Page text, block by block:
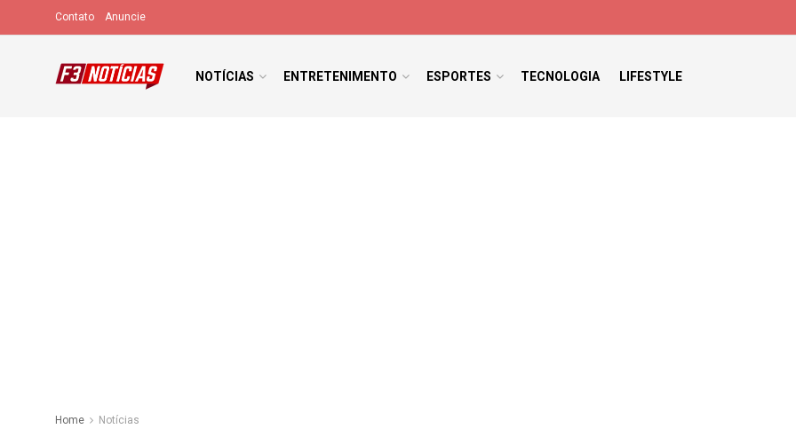
Contato Anuncie
NOTÍCIAS ENTRETENIMENTO ESPORTES TECNOLOGIA LIFESTYLE
Home Notícias